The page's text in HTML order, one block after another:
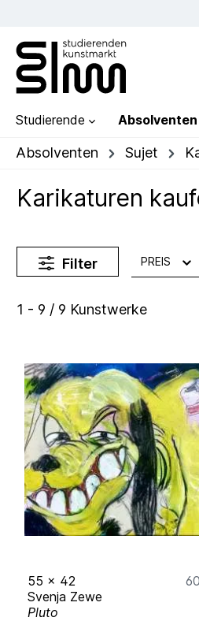
Studierende Absolventen
Absolventen Sujet
Karikaturen
Filter PREIS
1 - 9 / 9 Kunstwerke
55 x 42
Svenja Zewe
Pluto